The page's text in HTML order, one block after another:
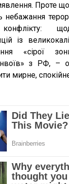
Проте
небажання
із
«сірої
з РФ, –
мирне,